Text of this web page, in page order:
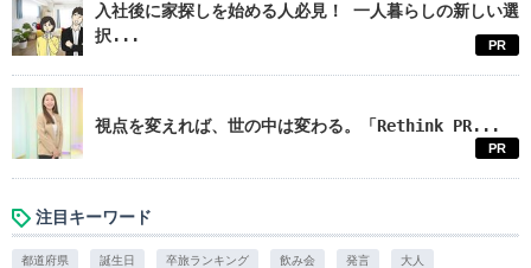
入社後に家探しを始める人必見！ 一人暮らしの新しい選
択...
PR
視点を変えれば、世の中は変わる。「Rethink PR...
PR
注目キーワード
都道府県 誕生日 卒旅ランキング 飲み会 発言 大人